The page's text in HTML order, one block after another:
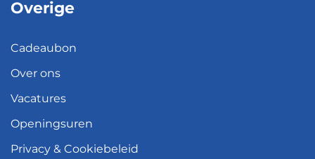
Overige
Cadeaubon
Over ons
Vacatures
Openingsuren
Privacy & Cookiebeleid